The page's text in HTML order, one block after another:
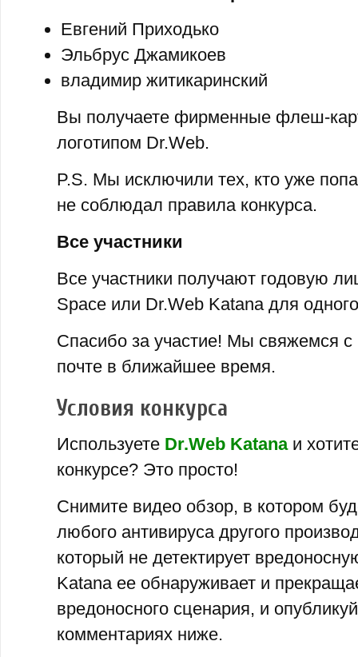
Евгений Приходько
Эльбрус Джамикоев
владимир житикаринский
Вы получаете фирменные флеш-
логотипом Dr.Web.
P.S. Мы исключили тех, кто уже
не соблюдал правила конкурса.
Все участники
Все участники получают годовую
Space или Dr.Web Katana для
Спасибо за участие! Мы свяжемся с
почте в ближайшее время.
Условия конкурса
Используете Dr.Web Katanaи
конкурсе? Это просто!
Снимите видео обзор, в котором
любого антивируса другого
который не детектирует
Katana ее обнаруживает и
вредоносного сценария, и
комментариях ниже.